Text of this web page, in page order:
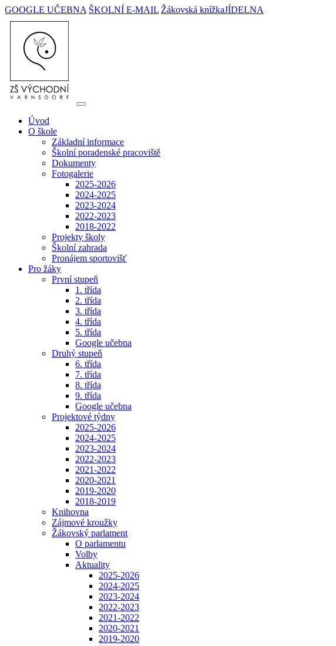
GOOGLE UČEBNA ŠKOLNÍ E-MAIL Žákovská knížkaJÍDELNA
Úvod
O škole
Základní informace
Školní poradenské pracoviště
Dokumenty
Fotogalerie
2025-2026
2024-2025
2023-2024
2022-2023
2018-2022
Projekty školy
Školní zahrada
Pronájem sportovišť
Pro žáky
První stupeň
1. třída
2. třída
3. třída
4. třída
5. třída
Google učebna
Druhý stupeň
6. třída
7. třída
8. třída
9. třída
Google učebna
Projektové týdny
2025-2026
2024-2025
2023-2024
2022-2023
2021-2022
2020-2021
2019-2020
2018-2019
Knihovna
Zájmové kroužky
Žákovský parlament
O parlamentu
Volby
Aktuality
2025-2026
2024-2025
2023-2024
2022-2023
2021-2022
2020-2021
2019-2020